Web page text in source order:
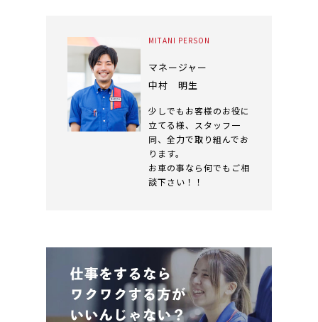
MITANI PERSON
マネージャー
中村 明生
少しでもお客様のお役に
立てる様、スタッフ一
同、全力で取り組んでお
ります。
お車の事なら何でもご相
談下さい！！